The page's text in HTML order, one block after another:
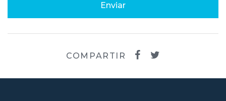
Enviar
COMPARTIR